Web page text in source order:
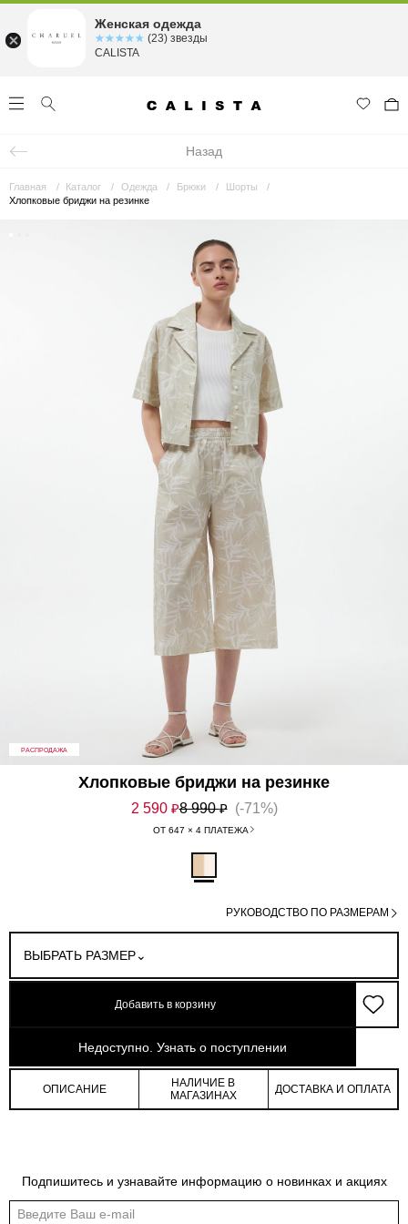
Назад
Главная Каталог Одежда Брюки
Шорты
Хлопковые бриджи на резинке
РАСПРОДАЖА
Хлопковые бриджи на резинке
2 590 ₽8 990₽ (-71%)
ОТ 647 × 4 ПЛАТЕЖА
ВЫБРАТЬ РАЗМЕР
РУКОВОДСТВО ПО РАЗМЕРАМ
Добавить в корзину
Недоступно. Узнать о поступлении
арт: 4-32205_50149-371
Обмеры изделия Таблица размеров
ОПИСАНИЕ
НАЛИЧИЕ В
МАГАЗИНАХ
ДОСТАВКА И ОПЛАТА
Подпишитесь и узнавайте информацию о новинках и акциях
Женская одежда
☆☆☆☆☆
★★★★★ (23) звезды
CALISTA